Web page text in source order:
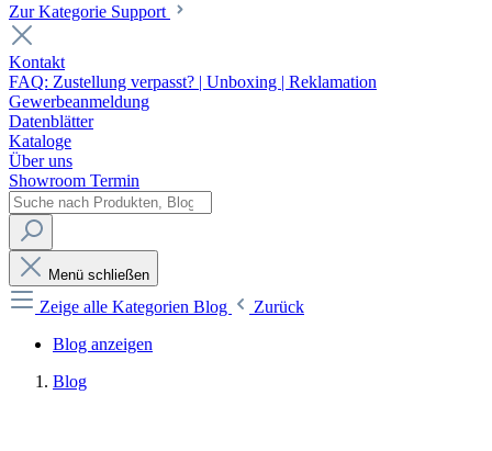
Zur Kategorie Support
Kontakt
FAQ: Zustellung verpasst? | Unboxing | Reklamation
Gewerbeanmeldung
Datenblätter
Kataloge
Über uns
Showroom Termin
Menü schließen
Zeige alle Kategorien Blog
Zurück
Blog anzeigen
Blog